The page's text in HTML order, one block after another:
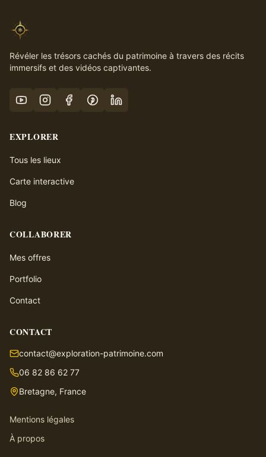
Révéler les trésors cachés du patrimoine à travers des récits
immersifs et des vidéos captivantes.
EXPLORER
Tous les lieux
Carte interactive
Blog
COLLABORER
Mes offres
Portfolio
Contact
CONTACT
contact@exploration-patrimoine.com
06 82 86 62 77
Bretagne, France
Mentions légales
À propos